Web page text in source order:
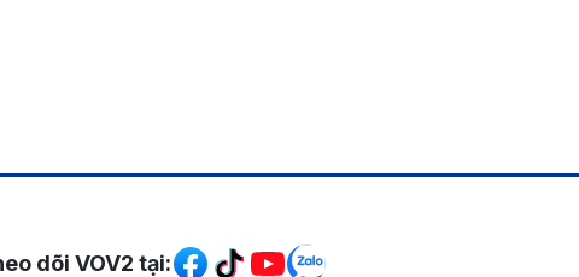
Mạng xã hội
dõi VOV2 tại: